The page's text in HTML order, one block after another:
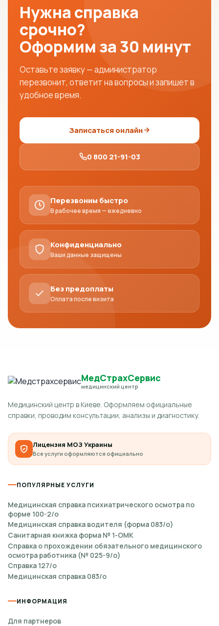
Нужна справка
срочно?
Оформим за 30 минут
Оставьте заявку — администратор
перезвонит, ответит на вопросы и запишет в
удобное время.
Записаться онлайн
0 800 21-91-03
Перезвоним быстро
В рабочее время — ежедневно
Конфиденциально
Ваши данные защищены
Без предоплаты
Оплата после визита
МедСтрахСервис
медицинский центр
Медицинский центр в Киеве. Оформляем официальные
справки, проводим консультации, анализы и диагностику.
Лицензия МОЗ Украины
Все услуги оформляются официально
ПОПУЛЯРНЫЕ УСЛУГИ
Медицинская справка психиатрического осмотра по
форме 100-2/о
Медицинская справка водителя (форма 083/о)
Санитарная книжка форма № 1-ОМК
Справка о прохождении обязательного медицинского
осмотра работника (№ 025-9/о)
Справка 127/о
Медицинская справка 083/о
ИНФОРМАЦИЯ
Для партнеров